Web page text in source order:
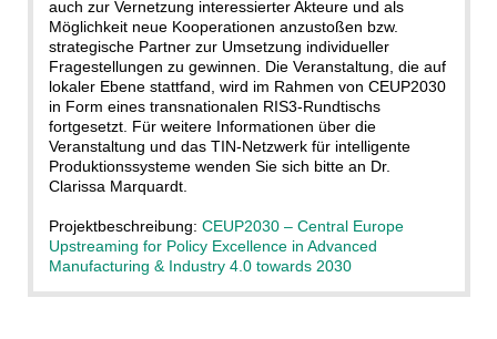
auch zur Vernetzung interessierter Akteure und als
Möglichkeit neue Kooperationen anzustoßen bzw.
strategische Partner zur Umsetzung individueller
Fragestellungen zu gewinnen. Die Veranstaltung, die auf
lokaler Ebene stattfand, wird im Rahmen von CEUP2030
in Form eines transnationalen RIS3-Rundtischs
fortgesetzt. Für weitere Informationen über die
Veranstaltung und das TIN-Netzwerk für intelligente
Produktionssysteme wenden Sie sich bitte an Dr.
Clarissa Marquardt.
Projektbeschreibung: CEUP2030 – Central Europe
Upstreaming for Policy Excellence in Advanced
Manufacturing & Industry 4.0 towards 2030